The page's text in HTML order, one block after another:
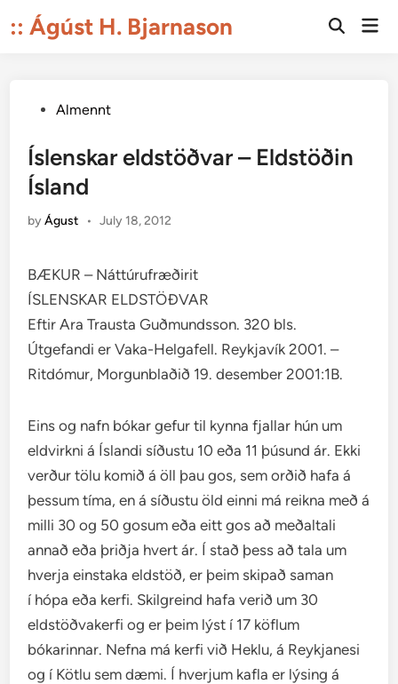
to:: Ágúst H. Bjarnason
Open
PostedAlmennt
Íslenskar eldstöðvar – Eldstöðin
Ísland
byÁgust • July 18, 2012
BÆKUR – Náttúrufræðirit
ÍSLENSKAR ELDSTÖÐVAR
Eftir Ara Trausta Guðmundsson. 320 bls.
Útgefandi er Vaka-Helgafell. Reykjavík 2001. –
Ritdómur, Morgunblaðið 19. desember 2001:1B.
Eins og nafn bókar gefur til kynna fjallar hún um
eldvirkni á Íslandi síðustu 10 eða 11 þúsund ár. Ekki
verður tölu komið á öll þau gos, sem orðið hafa á
þessum tíma, en á síðustu öld einni má reikna með á
milli 30 og 50 gosum eða eitt gos að meðaltali
annað eða þriðja hvert ár. Í stað þess að tala um
hverja einstaka eldstöð, er þeim skipað saman
í hópa eða kerfi. Skilgreind hafa verið um 30
eldstöðvakerfi og er þeim lýst í 17 köflum
bókarinnar. Nefna má kerfi við Heklu, á Reykjanesi
og í Kötlu sem dæmi. Í hverjum kafla er lýsing á